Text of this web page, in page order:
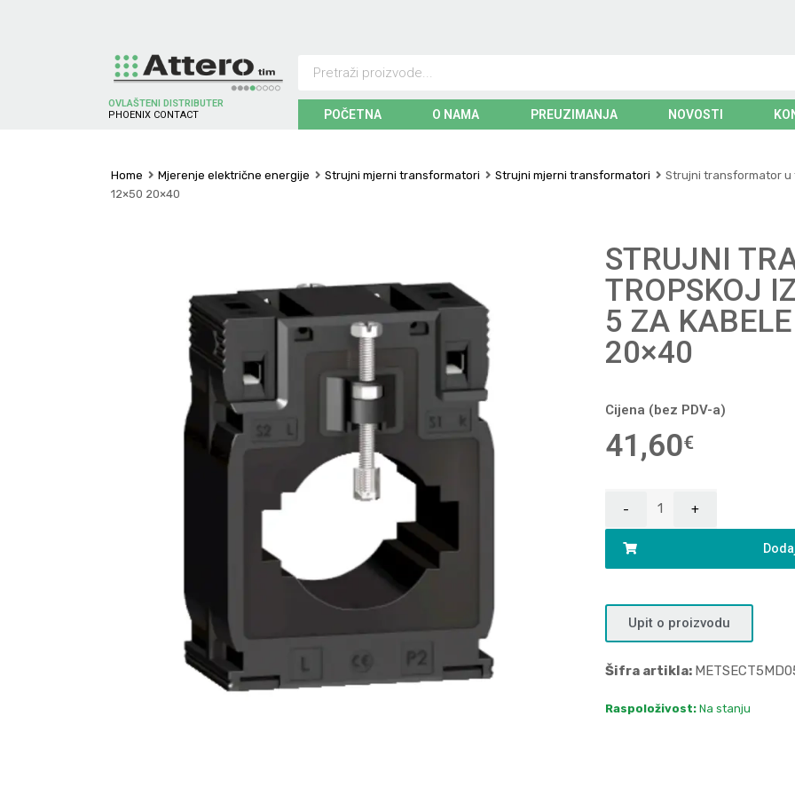
OVLAŠTENI DISTRIBUTER
P H O EN X CO NTACT POČETNA O NAMA PREUZIMANJA NOVOSTI
Home Mjerenje električne energije Strujni mjerni transformatori Strujni mjerni transformatori
Strujni transformator u
12×50 20×40
STRUJNI
TROPSKOJ
5 ZA
20×40
Cijena (bez PDV-a)
41,60€
Upit o proizvodu
Šifra artikla:
Raspoloživost: Na stanju